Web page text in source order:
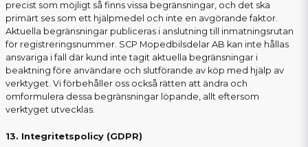
precist som möjligt så finns vissa begränsningar, och det ska
primärt ses som ett hjälpmedel och inte en avgörande faktor.
Aktuella begränsningar publiceras i anslutning till inmatningsrutan
för registreringsnummer. SCP Mopedbilsdelar AB kan inte hållas
ansvariga i fall där kund inte tagit aktuella begränsningar i
beaktning före användare och slutförande av köp med hjälp av
verktyget. Vi förbehåller oss också rätten att ändra och
omformulera dessa begränsningar löpande, allt eftersom
verktyget utvecklas.
13. Integritetspolicy (GDPR)